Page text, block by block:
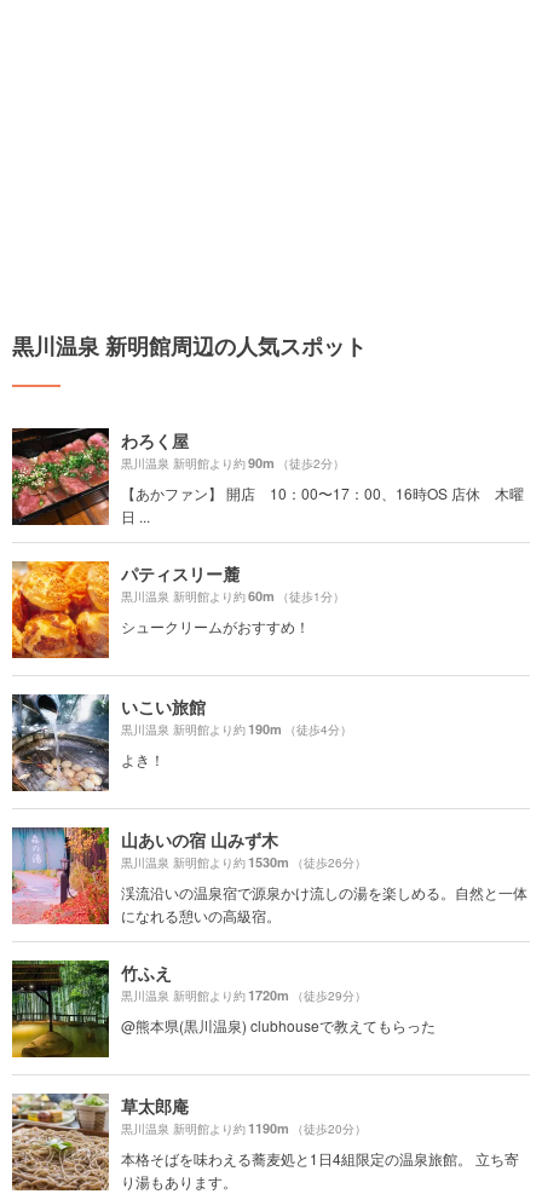
黒川温泉 新明館周辺の人気スポット
わろく屋
黒川温泉 新明館より約90m （徒歩2分）
【あかファン】 開店 10：00〜17：00、16時OS 店休 木曜
日 ...
パティスリー麓
黒川温泉 新明館より約60m （徒歩1分）
シュークリームがおすすめ！
いこい旅館
黒川温泉 新明館より約190m （徒歩4分）
よき！
山あいの宿 山みず木
黒川温泉 新明館より約1530m （徒歩26分）
渓流沿いの温泉宿で源泉かけ流しの湯を楽しめる。自然と一体
になれる憩いの高級宿。
竹ふえ
黒川温泉 新明館より約1720m （徒歩29分）
@熊本県(黒川温泉) clubhouseで教えてもらった
草太郎庵
黒川温泉 新明館より約1190m （徒歩20分）
本格そばを味わえる蕎麦処と1日4組限定の温泉旅館。 立ち寄
り湯もあります。